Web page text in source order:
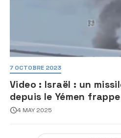
7 OCTOBRE 2023
Video : Israël : un
depuis le Yémen
3 de l’aéroport Ben
4 MAY 2025